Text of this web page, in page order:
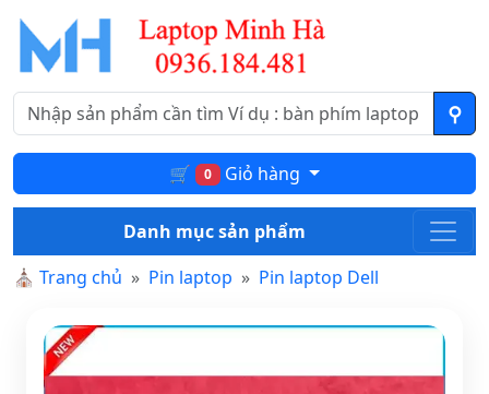
🛒 0 Giỏ hàng
Danh mục sản phẩm
⛪ Trang chủ Pin laptop Pin laptop Dell